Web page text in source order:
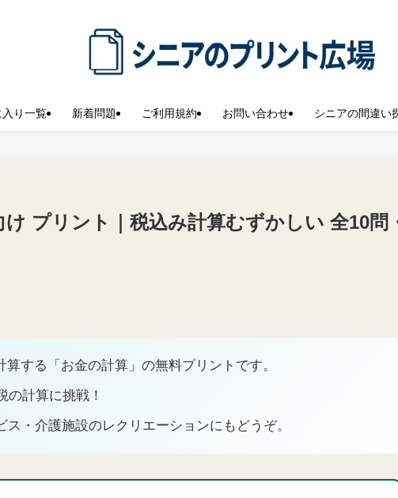
入り一覧 新着問題 ご利用規約 お問い合わせ シニアの間違い
け プリント｜税込み計算むずかしい 全10問
する「お金の計算」の無料プリントです。
の計算に挑戦！
・介護施設のレクリエーションにもどうぞ。